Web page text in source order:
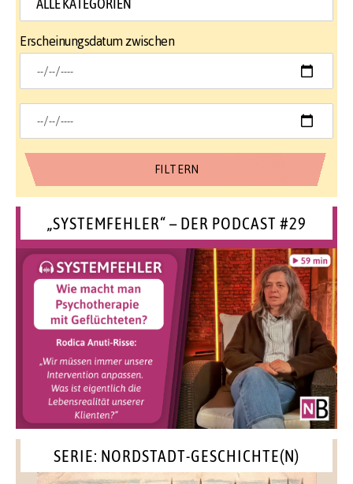
Erscheinungsdatum zwischen
„SYSTEMFEHLER“ – DER PODCAST #29
SERIE: NORDSTADT-GESCHICHTE(N)